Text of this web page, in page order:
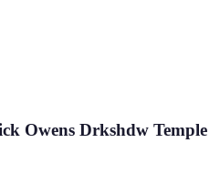
Owens Drkshdw Temple